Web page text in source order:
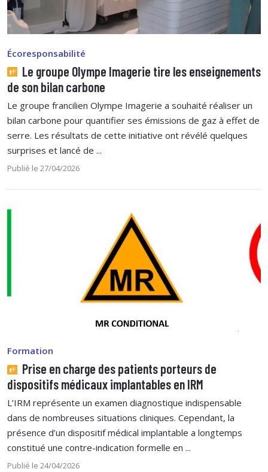
Écoresponsabilité
Le groupe Olympe Imagerie tire les enseignements
de son bilan carbone
Le groupe francilien Olympe Imagerie a souhaité réaliser un
bilan carbone pour quantifier ses émissions de gaz à effet de
serre. Les résultats de cette initiative ont révélé quelques
surprises et lancé de ...
Publié le 27/04/2026
Formation
Prise en charge des patients porteurs de
dispositifs médicaux implantables en IRM
L’IRM représente un examen diagnostique indispensable
dans de nombreuses situations cliniques. Cependant, la
présence d’un dispositif médical implantable a longtemps
constitué une contre-indication formelle en ...
Publié le 24/04/2026